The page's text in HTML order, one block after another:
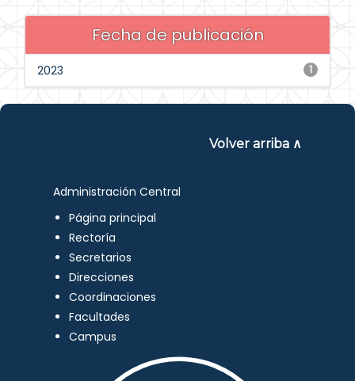
Fecha de publicación
1
2023
Volver arriba ∧
Administración Central
Página principal
Rectoría
Secretarios
Direcciones
Coordinaciones
Facultades
Campus